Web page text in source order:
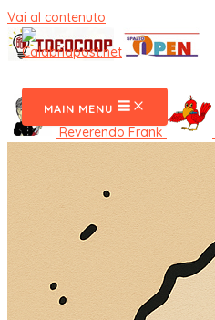
Vai al contenuto
MAIN MENU
Reverendo Frank